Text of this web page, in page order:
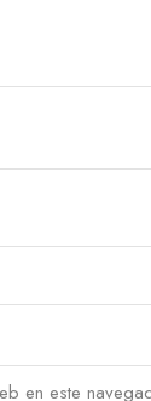
en este